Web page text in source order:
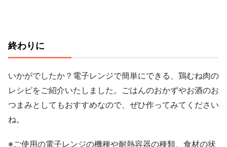
終わりに
いかがでしたか？電子レンジで簡単にできる、鶏むね肉の
レシピをご紹介いたしました。ごはんのおかずやお酒のお
つまみとしてもおすすめなので、ぜひ作ってみてください
ね。
※ご使用の電子レンジの機種や耐熱容器の種類、食材の状